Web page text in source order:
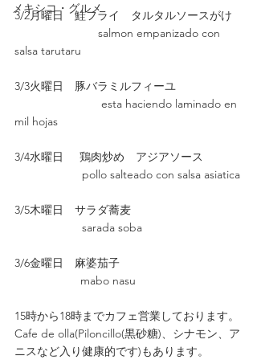
メキシコ・グルメ
3/2月曜日　鮭フライ　タルタルソースがけ
salsa tarutaru
3/3火曜日　豚バラミルフィーユ
mil hojas
3/4水曜日     鶏肉炒め　アジアソース
pollo salteado con salsa asiatica
3/5木曜日　サラダ蕎麦
sarada soba
3/6金曜日　麻婆茄子
mabo nasu
15時から18時までカフェ営業しております。
Cafe de olla(Piloncillo(黒砂糖)、シナモン、ア
ニスなど入り健康的です)もあります。